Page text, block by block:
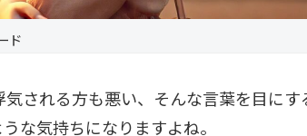
ド
される方も悪い、そんな言葉を目にす
な気持ちになりますよね。